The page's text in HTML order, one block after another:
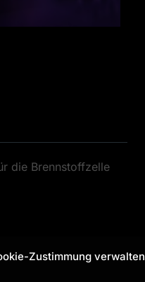
Zustimmung verwalten
die Brennstoffzelle